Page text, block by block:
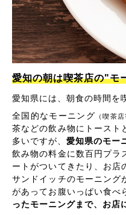
愛知の朝は喫茶店の"モ
愛知県には、朝食の時間を
全国的なモーニング （喫茶
茶などの飲み物にトースト
多いですが、 愛知県のモー
飲み物の料金に数百円プラ
ートがついてきたり、お店
サンドイッチのモーニング
があってお腹いっぱい食べ
ったモーニングまで、お店